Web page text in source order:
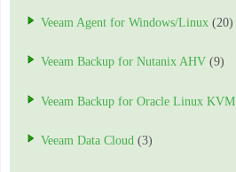
Veeam Agent for Windows/Linux (20)
Veeam Backup for Nutanix AHV (9)
Veeam Backup for Oracle Linux KVM
Veeam Data Cloud (3)